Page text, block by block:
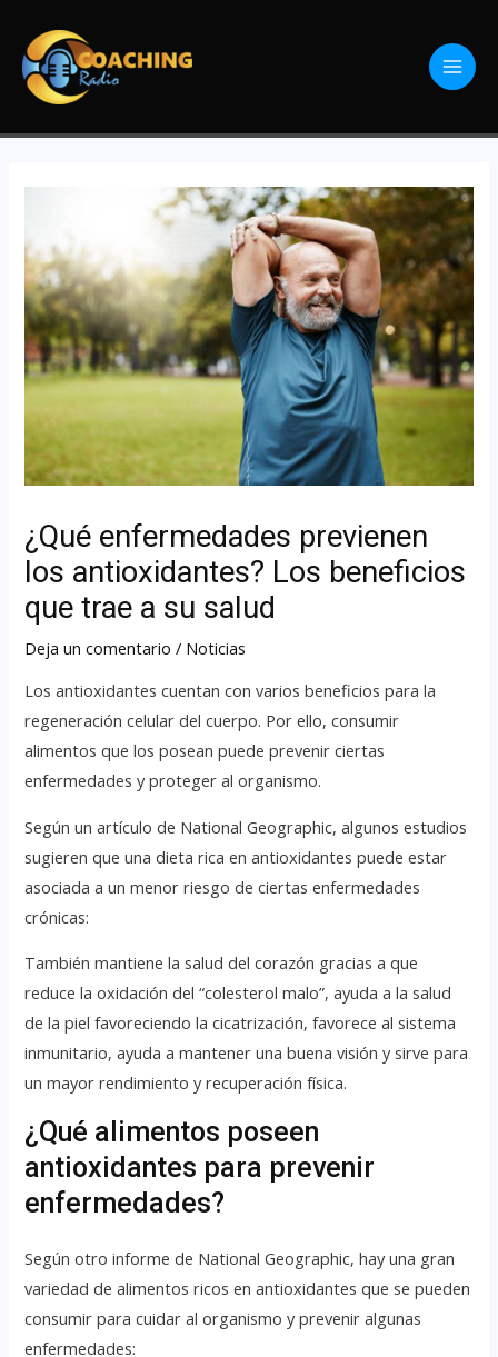
¿Qué enfermedades previenen
los antioxidantes? Los beneficios
que trae a su salud
Deja un comentario / Noticias
Los antioxidantes cuentan con varios beneficios para la
regeneración celular del cuerpo. Por ello, consumir
alimentos que los posean puede prevenir ciertas
enfermedades y proteger al organismo.
Según un artículo de National Geographic, algunos estudios
sugieren que una dieta rica en antioxidantes puede estar
asociada a un menor riesgo de ciertas enfermedades
crónicas:
También mantiene la salud del corazón gracias a que
reduce la oxidación del “colesterol malo”, ayuda a la salud
de la piel favoreciendo la cicatrización, favorece al sistema
inmunitario, ayuda a mantener una buena visión y sirve para
un mayor rendimiento y recuperación física.
¿Qué alimentos poseen
antioxidantes para prevenir
enfermedades?
Según otro informe de National Geographic, hay una gran
variedad de alimentos ricos en antioxidantes que se pueden
consumir para cuidar al organismo y prevenir algunas
enfermedades: